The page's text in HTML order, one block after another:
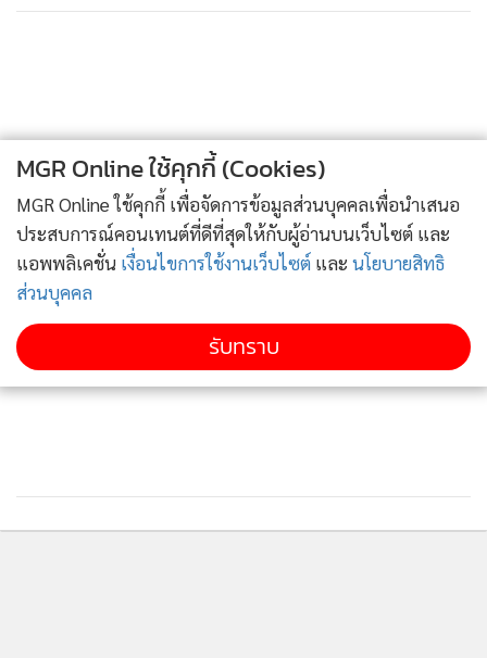
ใจ
ชายหาดทะเลหยินหยาง
3
อุทยานวัฒนธรรมและความสร้างสรรค์จงซิ่ง จากโรงงาน
กระดาษสู่แหล่งเที่ยวสุดอาร์ตแห่งไต้หวัน
4
“หมู่เกาะเคปเวิร์ด" (Cape Verde) ดินแดนงามกลาง
มหาสมุทรแอตแลนติก
ข่าวอื่นในหมวด
MGR Online ใช้คุกกี้ (Cookies)
MGR Online ใช้คุกกี้ เพื่อจัดการข้อมูลส่วนบุคคลเพื่อนำเสนอ
ประสบการณ์คอนเทนต์ที่ดีที่สุดให้กับผู้อ่านบนเว็บไซต์ และ
แอพพลิเคชั่น เงื่อนไขการใช้งานเว็บไซต์ และ นโยบายสิทธิ
ส่วนบุคคล
รับทราบ